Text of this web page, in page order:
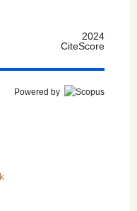
2024
CiteScore
Powered by